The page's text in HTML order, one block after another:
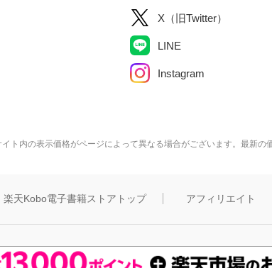
X（旧Twitter）
LINE
Instagram
ト内の表示価格がページによって異なる場合がございます。最新の
楽天Kobo電子書籍ストアトップ アフィリエイト